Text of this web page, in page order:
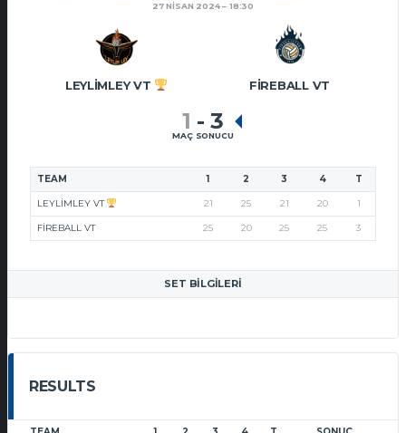
27 NISAN 2024 18:30
LEYLIMLEY VT FIREBALL VT
1 - 3
MAÇ SONUCU
TEAM 1 2 3 4 T
LEYLIMLEY VT 21 25 21 20 1
FIREBALL VT 25 20 25 25 3
SET BILGILERI
RESULTS